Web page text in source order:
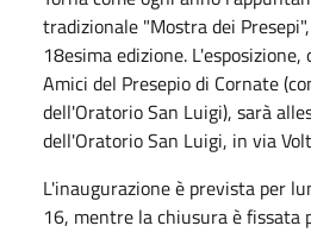
tradizionale "Mostra dei
18esima edizione.
Amici del Presepio di Cornate
dell'Oratorio San Luigi), sarà
dell'Oratorio San Luigi, in via
L'inaugurazione è prevista per
16, mentre la chiusura è fissata